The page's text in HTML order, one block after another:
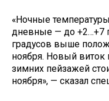
«Ночные
дневные — до +2…+7
градусов выше
ноября. Новый виток
зимних пейзажей
ноября», — сказал